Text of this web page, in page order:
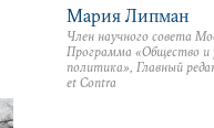
Мария Липман
Член научного совета
Программа «Общество и
политика», Главный
et Contra